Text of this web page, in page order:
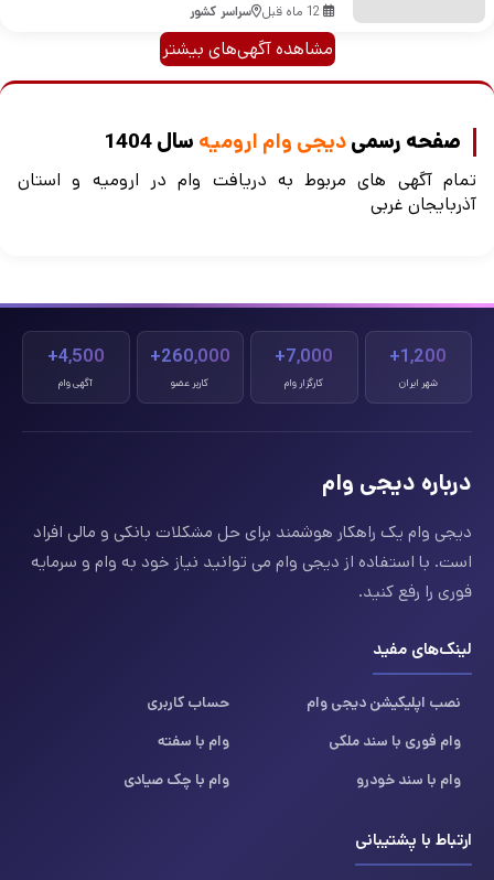
12 ماه قبل سراسر کشور
مشاهده آگهی‌های بیشتر
صفحه رسمیدیجی وام ارومیه سال 1404
تمام آگهی های مربوط به دریافت وام در ارومیه و استان
آذربایجان غربی
1,200+
شهر ایران
7,000+
کارگزار وام
260,000+
کاربر عضو
4,500+
آگهی وام
درباره دیجی وام
دیجی وام یک راهکار هوشمند برای حل مشکلات بانکی و مالی افراد
است. با استفاده از دیجی وام می توانید نیاز خود به وام و سرمایه
فوری را رفع کنید.
لینک‌های مفید
نصب اپلیکیشن دیجی وام
حساب کاربری
وام فوری با سند ملکی
وام با سفته
وام با سند خودرو
وام با چک صیادی
ارتباط با پشتیبانی